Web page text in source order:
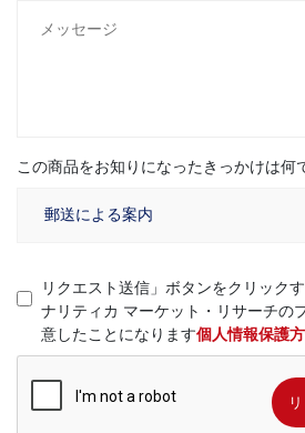
この商品をお知りになったきっかけは何
リクエスト送信」ボタンをクリック
ナリティカ マーケット・リサーチの
意したことになります個人情報保護
リクエストの送信